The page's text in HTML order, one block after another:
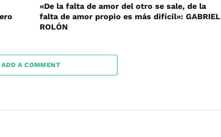
«De la falta de amor del otro se sale, de la
falta de amor propio es más difícil»: GABRIEL
ROLÓN
ADD A COMMENT